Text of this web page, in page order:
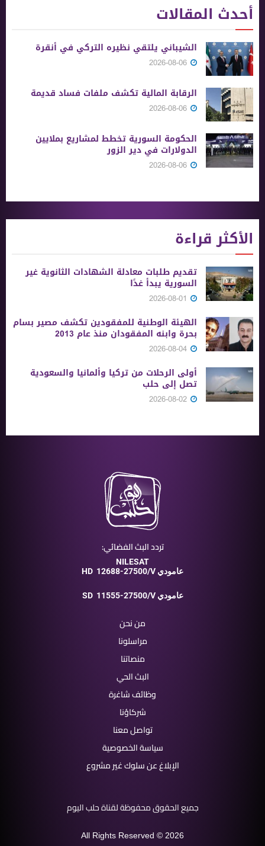
أحدث المقالات
الشيباني يلتقي نظيره التركي في أنقرة
الرقابة المالية تكشف ملفات فساد قديمة
الحكومة السورية تخطط لمشاريع بملايين
الدولارات في دير الزور
الأكثر قراءة
تقديم طلبات معادلة الشهادات الثانوية ‏غير
السورية يبدأ غدًا
الهيئة الوطنية للمفقودين تكشف مصير بسام
بحرة وابنه المفقودان منذ عام 2013
أولى الرحلات من ‏تركيا وألمانيا والسعودية
تصل إلى حلب
تردد البث الفضائي:
NILESAT
HD
12688-27500/V عامودي
SD 11555-27500/V عامودي
من نحن
مراسلونا
منصاتنا
البث الحي
وظائف شاغرة
شركاؤنا
تواصل معنا
سياسة الخصوصية
الإبلاغ عن سلوك غير مشروع
جميع الحقوق محفوظة لقناة حلب اليوم
All Rights Reserved © 2026